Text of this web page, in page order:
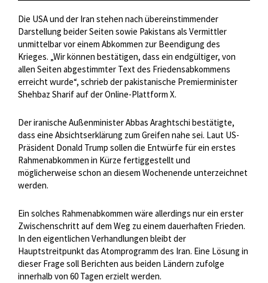
Die USA und der Iran stehen nach übereinstimmender
Darstellung beider Seiten sowie Pakistans als Vermittler
unmittelbar vor einem Abkommen zur Beendigung des
Krieges. „Wir können bestätigen, dass ein endgültiger, von
allen Seiten abgestimmter Text des Friedensabkommens
erreicht wurde“, schrieb der pakistanische Premierminister
Shehbaz Sharif auf der Online-Plattform X.
Der iranische Außenminister Abbas Araghtschi bestätigte,
dass eine Absichtserklärung zum Greifen nahe sei. Laut US-
Präsident Donald Trump sollen die Entwürfe für ein erstes
Rahmenabkommen in Kürze fertiggestellt und
möglicherweise schon an diesem Wochenende unterzeichnet
werden.
Ein solches Rahmenabkommen wäre allerdings nur ein erster
Zwischenschritt auf dem Weg zu einem dauerhaften Frieden.
In den eigentlichen Verhandlungen bleibt der
Hauptstreitpunkt das Atomprogramm des Iran. Eine Lösung in
dieser Frage soll Berichten aus beiden Ländern zufolge
innerhalb von 60 Tagen erzielt werden.